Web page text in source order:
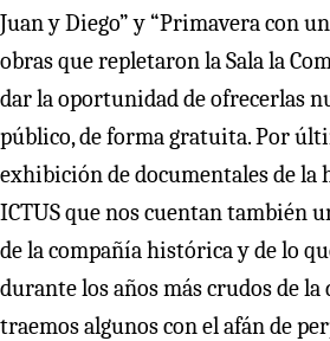
Juan y Diego” y “Primavera con
obras que repletaron la Sala la
dar la oportunidad de ofrecerlas
público, de forma gratuita. Por
exhibición de documentales de
ICTUS que nos cuentan también
de la compañía histórica y de lo
durante los años más crudos de
traemos algunos con el afán de